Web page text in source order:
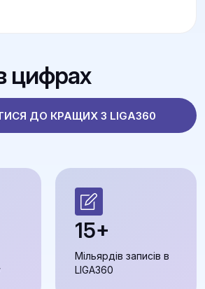
цифрах
ДО КРАЩИХ З LIGA360
15+
Мільярдів записів в
LIGA360